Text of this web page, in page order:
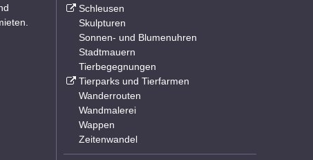
Schleusen
Skulpturen
Sonnen- und Blumenuhren
Stadtmauern
Tierbegegnungen
Tierparks und Tierfarmen
Wanderrouten
Wandmalerei
Wappen
Zeitenwandel